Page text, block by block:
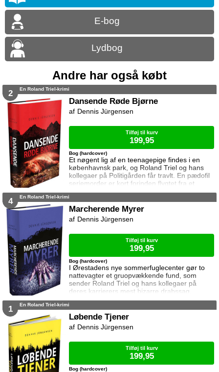
E-bog
Lydbog
Andre har også købt
2 En Roland Triel-krimi
Dansende Røde Bjørne
Et nøgent lig af en teenagepige findes i en
københavnsk park, og Roland Triel og hans
kollegaer på Politigården får travlt. En pædofil
seriemorder er kort forinden flygtet fra et
topsikret psykiatrisk hospital, så forbindelsen
gådefulde sår på liget, som sammen med
fundet af en klo antyder, at pigen kan være
blevet dræbt af et rovdyr. På Bøgeholm
Bog (hardcover)
Dennis Jürgensen
Tilføj til kurv
199,95
4 En Roland Triel-krimi
Marcherende Myrer
I Ørestadens nye sommerfuglecenter gør to
nattevagter et gruopvækkende fund, som
sender Roland Triel og hans kollegaer på
deres karrierers mest bizarre drabssag.
Eneste spor er en tatovering på offeret. I sin
Thor Brandt, den psykotiske morder og
brandstifter, som tidligere har forsøgt at dræbe
Triels kæreste, Astrid Månsson. Inge Renee
Bog (hardcover)
Dennis Jürgensen
Tilføj til kurv
199,95
1 En Roland Triel-krimi
Løbende Tjener
Bog (hardcover)
Dennis Jürgensen
Tilføj til kurv
199,95